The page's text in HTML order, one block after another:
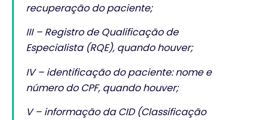
recuperação do paciente;
III – Registro de Qualificação de
Especialista (RQE), quando houver;
IV – identificação do paciente: nome e
número do CPF, quando houver;
V – informação da CID (Classificação